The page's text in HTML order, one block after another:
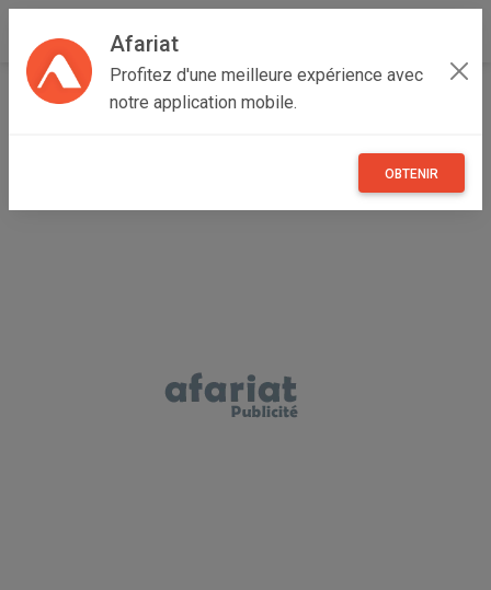
Afariat
Profitez d'une meilleure expérience avec
notre application mobile.
OBTENIR
Accueil Recherche
Professionnel